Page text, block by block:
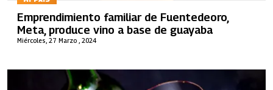
Miércoles, 27 Marzo , 2024
Emprendimiento familiar de Fuentedeoro,
Meta, produce vino a base de guayaba